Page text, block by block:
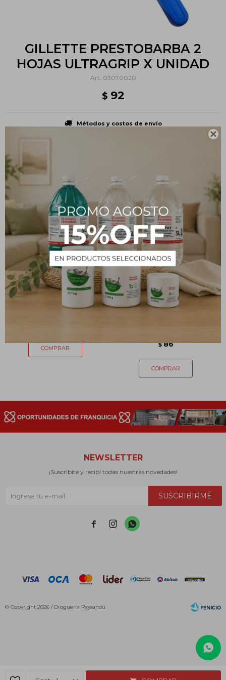

GILLETTE PRESTOBARBA 2
HOJAS ULTRAGRIP X UNIDAD
03070020
$ 92
Métodos y costos de envío
PRODUCTOS QUE TE PUEDEN INTERESAR
Jabón de glicerina 100g
Papel Higiénico
$ 86
NEWSLETTER
¡Suscribite y recibí todas nuestras novedades!
SUSCRIBIRME
  
© Copyright 2026 / Droguería Paysandú